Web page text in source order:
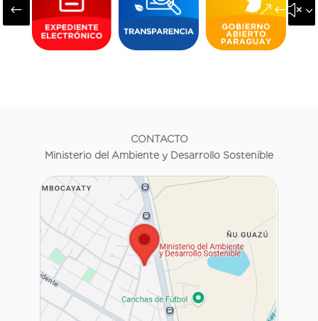
#
CONTACTO
Ministerio del Ambiente y Desarrollo Sostenible